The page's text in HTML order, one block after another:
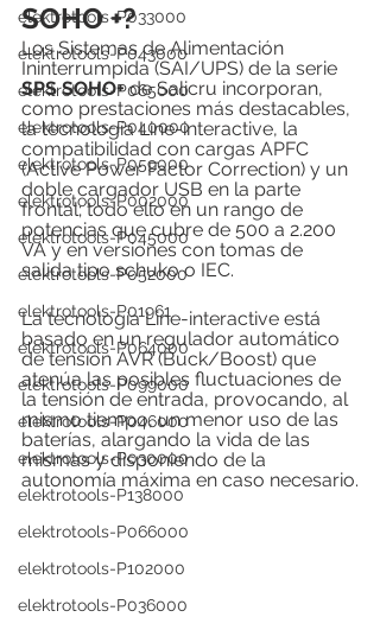
elektrotools-P033000
elektrotools-P043000
elektrotools-P065000
elektrotools-P040000
elektrotools-P059000
elektrotools-P002000
elektrotools-P045000
elektrotools-P052000
elektrotools-P01961
elektrotools-P064000
elektrotools-P099000
elektrotools-P046000
elektrotools-P030000
elektrotools-P138000
elektrotools-P066000
elektrotools-P102000
elektrotools-P036000
SOHO +?
Los Sistemas de Alimentación
Ininterrumpida (SAI/UPS) de la serie
SPS SOHO+ de Salicru incorporan,
como prestaciones más destacables,
la tecnología Line-interactive, la
compatibilidad con cargas APFC
(Active Power Factor Correction) y un
doble cargador USB en la parte
frontal; todo ello en un rango de
potencias que cubre de 500 a 2.200
VA y en versiones con tomas de
salida tipo schuko o IEC.
La tecnología Line-interactive está
basado en un regulador automático
de tensión AVR (Buck/Boost) que
atenúa las posibles fluctuaciones de
la tensión de entrada, provocando, al
mismo tiempo, un menor uso de las
baterías, alargando la vida de las
mismas y disponiendo de la
autonomía máxima en caso necesario.